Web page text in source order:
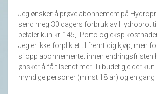
Jeg ønsker å prøve abonnement på
send meg 30 dagers forbruk av Hydroprot
betaler kun kr. 145,- Porto og
Jeg er ikke forpliktet til fremtidig kjøp, men
si opp abonnementet innen endringsfristen
ønsker å få tilsendt mer. Tilbudet gjelder kun
myndige personer (minst 18 år) og en gang